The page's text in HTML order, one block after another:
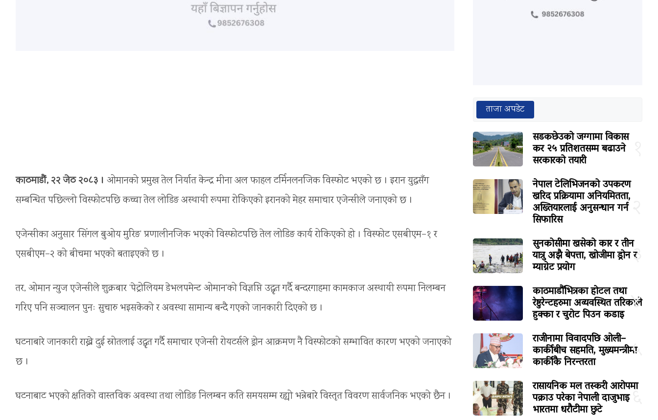
काठमाडौं, २२ जेठ २०८३ । ओमानको प्रमुख तेल निर्यात केन्द्र मीना अल फाहल टर्मिनलनजिक विस्फोट भएको छ । इरान युद्धसँग
सम्बन्धित पछिल्लो विस्फोटपछि कच्चा तेल लोडिङ अस्थायी रूपमा रोकिएको इरानको मेहर समाचार एजेन्सीले जनाएको छ ।
एजेन्सीका अनुसार ‘सिंगल बुओय मुरिङ’ प्रणालीनजिक भएको विस्फोटपछि तेल लोडिङ कार्य रोकिएको हो । विस्फोट एसबीएम–१ र
एसबीएम–२ को बीचमा भएको बताइएको छ ।
तर, ओमान न्युज एजेन्सीले शुक्रबार ‘पेट्रोलियम डेभलपमेन्ट ओमान’को विज्ञप्ति उद्धृत गर्दै बन्दरगाहमा कामकाज अस्थायी रूपमा निलम्बन
गरिए पनि सञ्चालन पुनः सुचारु भइसकेको र अवस्था सामान्य बन्दै गएको जानकारी दिएको छ ।
घटनाबारे जानकारी राख्ने दुई स्रोतलाई उद्धृत गर्दै समाचार एजेन्सी रोयटर्सले ड्रोन आक्रमण नै विस्फोटको सम्भावित कारण भएको जनाएको
छ ।
घटनाबाट भएको क्षतिको वास्तविक अवस्था तथा लोडिङ निलम्बन कति समयसम्म रह्यो भन्नेबारे विस्तृत विवरण सार्वजनिक भएको छैन ।
ताजा अपडेट
सडकछेउको जग्गामा विकास
कर २५ प्रतिशतसम्म बढाउने
सरकारको तयारी
नेपाल टेलिभिजनको उपकरण
खरिद प्रक्रियामा अनियमितता,
अख्तियारलाई अनुसन्धान गर्न
सिफारिस
३
सुनकोसीमा खसेको कार र तीन
यात्रु अझै बेपत्ता, खोजीमा ड्रोन र
म्याग्नेट प्रयोग
४
काठमाडौंभित्रका होटल तथा
रेष्टुरेन्टहरुमा अव्यवस्थित तरिकाले
हुक्का र चुरोट पिउन कडाइ
५
राजीनामा विवादपछि ओली–
कार्कीबीच सहमति, मुख्यमन्त्रीमा
कार्कीकै निरन्तरता
६
रासायनिक मल तस्करी आरोपमा
पक्राउ परेका नेपाली दाजुभाइ
भारतमा धरौटीमा छुटे